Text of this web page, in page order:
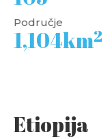
Područje
1,104km2
Etiopija